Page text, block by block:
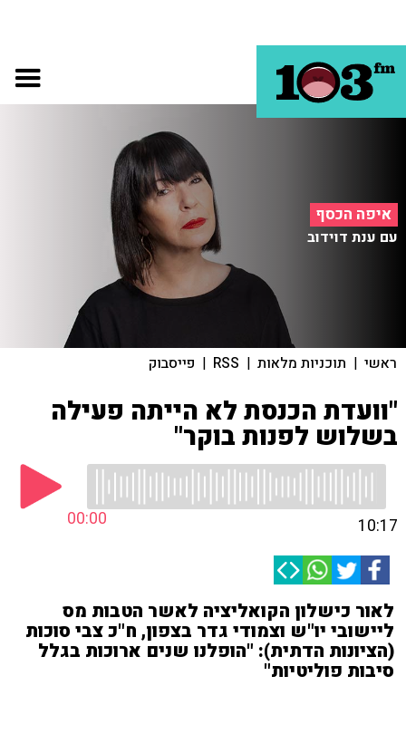
איפה הכסף
עם ענת דוידוב
ראשי | תוכניות מלאות |
RSS
| פייסבוק
"וועדת הכנסת לא הייתה פעילה
בשלוש לפנות בוקר"
00:00 10:17
לאור כישלון הקואליציה לאשר הטבות מס
ליישובי יו"ש וצמודי גדר בצפון, ח"כ צבי סוכות
(הציונות הדתית): "הופלנו שנים ארוכות בגלל
סיבות פוליטיות"